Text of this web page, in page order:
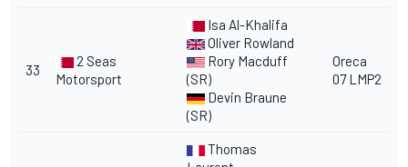
33
2 Seas
Motorsport
Isa Al-Khalifa
Oliver Rowland
Rory Macduff
(SR)
Devin Braune
(SR)
Oreca
07 LMP2
Thomas